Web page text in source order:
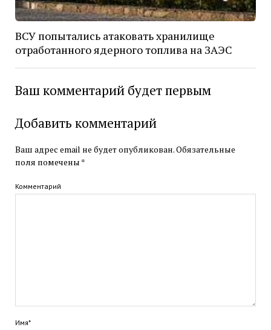
ВСУ попытались атаковать хранилище
отработанного ядерного топлива на ЗАЭС
Ваш комментарий будет первым
Добавить комментарий
Ваш адрес email не будет опубликован.Обязательные
поля помечены *
Комментарий
Имя*